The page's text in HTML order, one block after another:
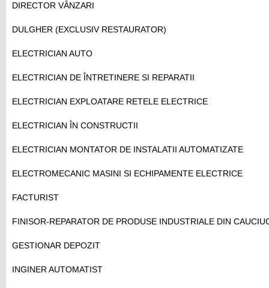
DIRECTOR VÂNZARI
DULGHER (EXCLUSIV RESTAURATOR)
ELECTRICIAN AUTO
ELECTRICIAN DE ÎNTRETINERE SI REPARATII
ELECTRICIAN EXPLOATARE RETELE ELECTRICE
ELECTRICIAN ÎN CONSTRUCTII
ELECTRICIAN MONTATOR DE INSTALATII AUTOMATIZATE
ELECTROMECANIC MASINI SI ECHIPAMENTE ELECTRICE
FACTURIST
FINISOR-REPARATOR DE PRODUSE INDUSTRIALE DIN
GESTIONAR DEPOZIT
INGINER AUTOMATIST